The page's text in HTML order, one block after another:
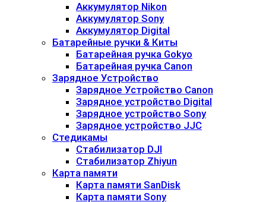
Аккумулятор Nikon
Аккумулятор Sony
Аккумулятор Digital
Батарейные ручки & Киты
Батарейная ручка Gokyo
Батарейная ручка Canon
Зарядное Устройство
Зарядное Устройство Canon
Зарядное устройство Digital
Зарядное устройство Sony
Зарядное устройство JJC
Стедикамы
Стабилизатор DJI
Стабилизатор Zhiyun
Карта памяти
Карта памяти SanDisk
Карта памяти Sony